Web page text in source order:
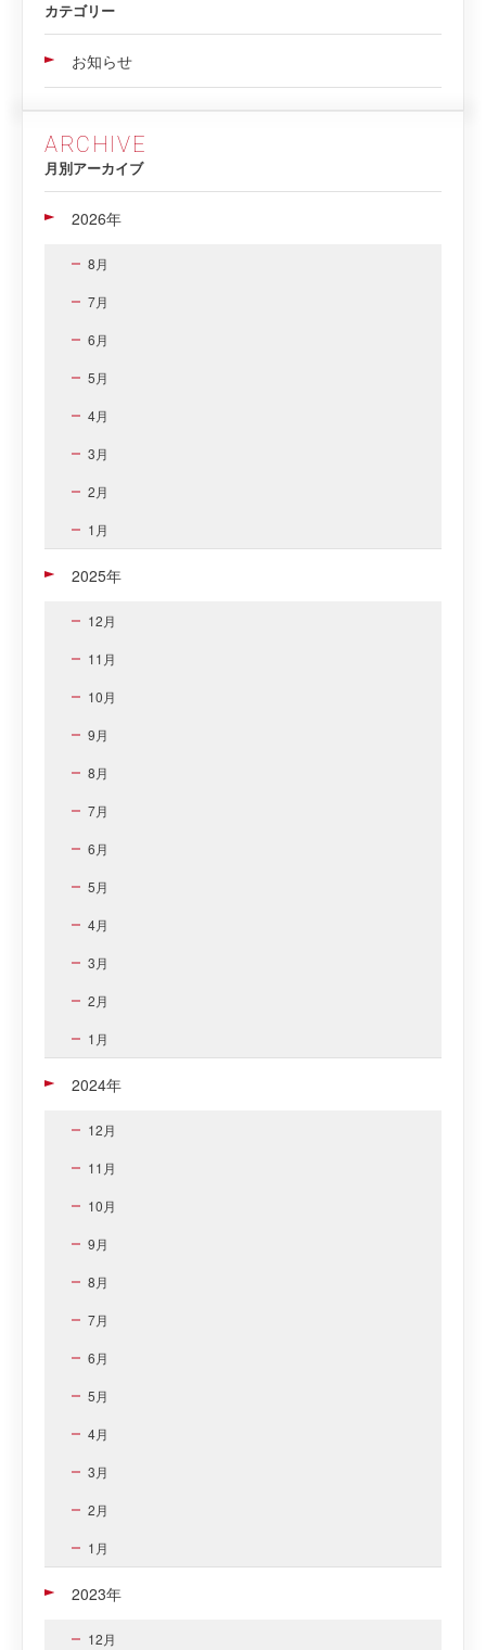
カテゴリー
お知らせ
ARCHIVE
月別アーカイブ
2026年
8月
7月
6月
5月
4月
3月
2月
1月
2025年
12月
11月
10月
9月
8月
7月
6月
5月
4月
3月
2月
1月
2024年
12月
11月
10月
9月
8月
7月
6月
5月
4月
3月
2月
1月
2023年
12月